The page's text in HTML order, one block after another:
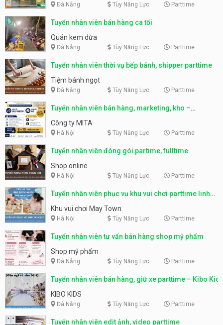
Đà Nẵng Tùy Năng Lực Parttime
Tuyển nhân viên bán hàng ca tối
Quán kem dừa
Đà Nẵng Tùy Năng Lực Parttime
Tuyển nhân viên thời vụ bếp bánh, shipper parttime
Tiệm bánh ngọt
Đà Nẵng Tùy Năng Lực Parttime
Tuyển nhân viên bán hàng, marketing, kho –
parttime, fulltime
Công ty MITA
Hà Nội Tùy Năng Lực Parttime
Tuyển nhân viên đóng gói partime, fulltime
Shop online
Hà Nội Tùy Năng Lực Parttime
Tuyển nhân viên phục vụ khu vui chơi parttime linh
động
Khu vui chơi May Town
Hà Nội Tùy Năng Lực Parttime
Tuyển nhân viên tư vấn bán hàng shop mỹ phẩm
Shop mỹ phẩm
Đà Nẵng Tùy Năng Lực Parttime
Tuyển nhân viên bán hàng, giữ xe parttime – Kibo Kid
KIBO KIDS
Đà Nẵng Tùy Năng Lực Parttime
Tuyển nhân viên edit ảnh, video parttime